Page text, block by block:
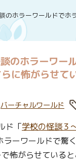
のホラーワールドでホ
のホラーワー
に怖がらせて
バーチャルワールド
ド「学校の怪談
ラーワールドで驚
怖がらせていると